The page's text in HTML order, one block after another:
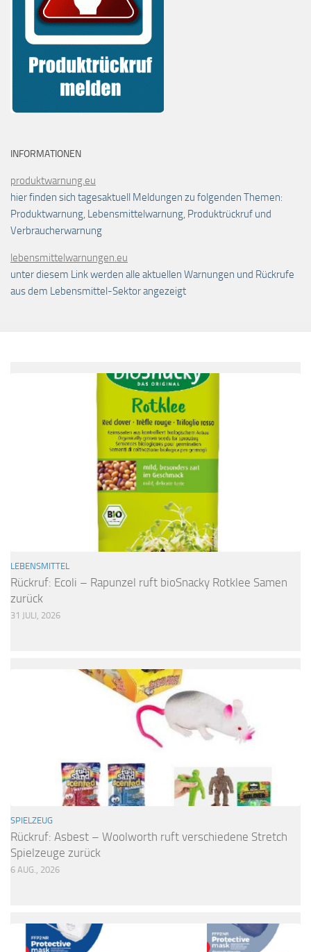
INFORMATIONEN
produktwarnung.eu
hier finden sich tagesaktuell Meldungen zu folgenden Themen:
Produktwarnung, Lebensmittelwarnung, Produktrückruf und
Verbraucherwarnung
lebensmittelwarnungen.eu
unter diesem Link werden alle aktuellen Warnungen und Rückrufe
aus dem Lebensmittel-Sektor angezeigt
LEBENSMITTEL
Rückruf: Ecoli – Rapunzel ruft bioSnacky Rotklee Samen
zurück
31 JULI, 2026
SPIELZEUG
Rückruf: Asbest – Woolworth ruft verschiedene Stretch
Spielzeuge zurück
6 AUG., 2026